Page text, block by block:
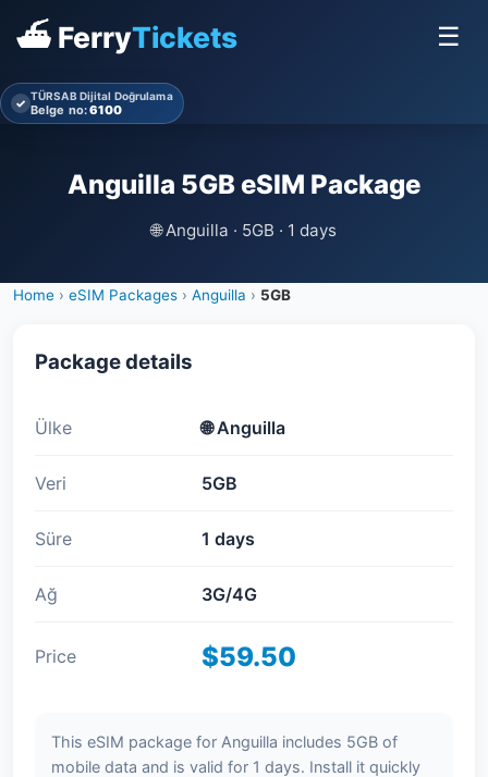
⛴ FerryTickets ☰
✓ TÜRSAB Dijital Doğrulama
Belge no:6100
Anguilla 5GB eSIM Package
🌐Anguilla · 5GB · 1 days
Home › eSIM Packages › Anguilla › 5GB
Package details
Ülke 🌐Anguilla
Veri 5GB
Süre 1 days
Ağ 3G/4G
Price $59.50
This eSIM package for Anguilla includes 5GB of
mobile data and is valid for 1 days. Install it quickly